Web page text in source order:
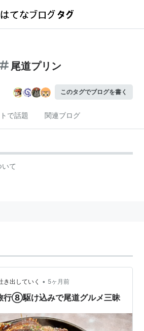
尾道プリン
このタグでブログを書く
で話題 関連ブログ
て
き出していく • 5ヶ月前
行⑧駆け込みで尾道グルメ三昧